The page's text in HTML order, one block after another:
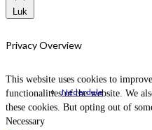
Nederdele
Luk
Privacy Overview
This website uses cookies to
functionalities of the website. We
these cookies. But opting out of
Necessary